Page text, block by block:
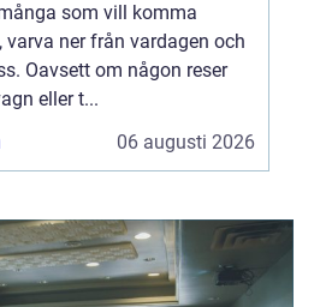
som vill komma
varva ner från vardagen och
Oavsett om någon reser
eller t...
06 augusti 2026